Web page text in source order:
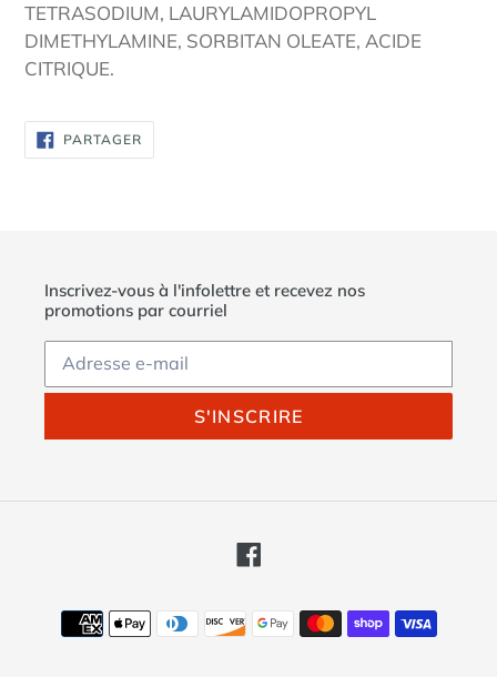
TETRASODIUM, LAURYLAMIDOPROPYL
DIMETHYLAMINE, SORBITAN OLEATE, ACIDE
CITRIQUE.
PARTAGERPARTAGER
SUR
FACEBOOK
Inscrivez-vous à l'infolettre et recevez nos
promotions par courriel
S'INSCRIRE
Facebook
Moyens
de